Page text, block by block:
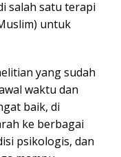
salah satu terapi
untuk
yang sudah
waktu dan
baik, di
ke berbagai
psikologis, dan